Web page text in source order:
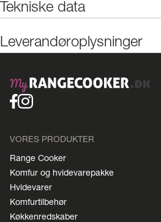
Tekniske data
Leverandøroplysninger
VORES PRODUKTER
Range Cooker
Komfur og hvidevarepakke
Hvidevarer
Komfurtilbehør
Køkkenredskaber